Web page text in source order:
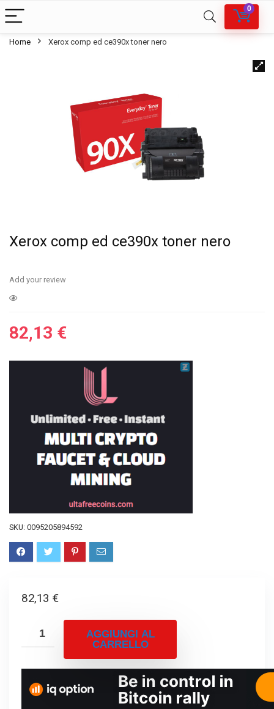
0
Home Xerox comp ed ce390x toner nero
Xerox comp ed ce390x toner nero
Add your review
82,13 €
SKU: 0095205894592
82,13 €
AGGIUNGI AL
CARRELLO